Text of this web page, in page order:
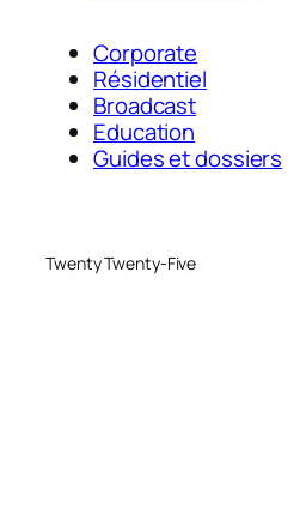
Corporate
Résidentiel
Broadcast
Education
Guides et dossiers
Twenty Twenty-Five